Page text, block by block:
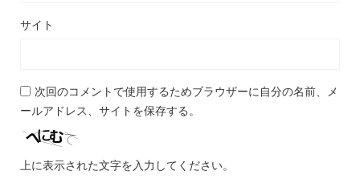
サイト
次回のコメントで使用するためブラウザーに自分の名前、メ
ールアドレス、サイトを保存する。
上に表示された文字を入力してください。